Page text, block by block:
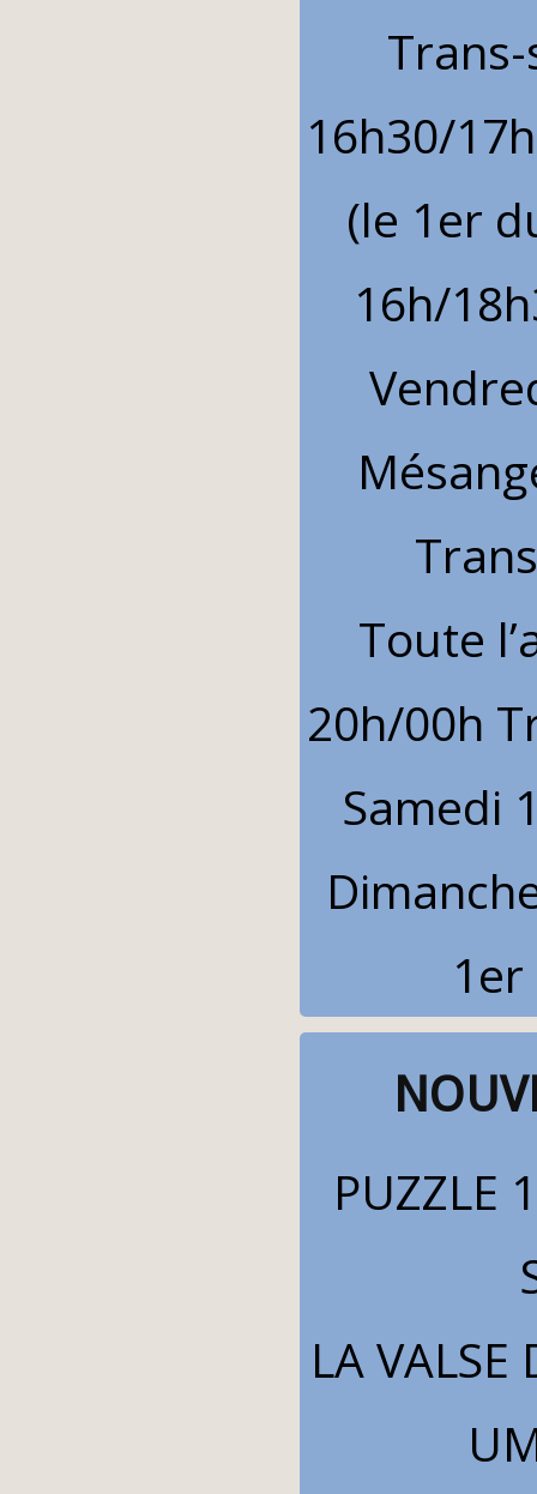
16h30/
(le 1er
16h/
Toute
20h/00h
Samedi
PUZZLE
LA VALSE